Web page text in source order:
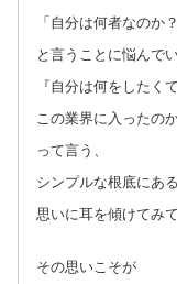
「自分は何者なのか？
と言うことに悩んで
『自分は何をしたくて
この業界に入ったのか
って言う、
シンプルな根底にある
思いに耳を傾けてみ
その思いこそが